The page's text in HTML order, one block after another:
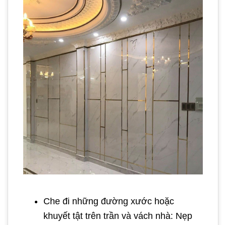
Che đi những đường xước hoặc
khuyết tật trên trần và vách nhà: Nẹp